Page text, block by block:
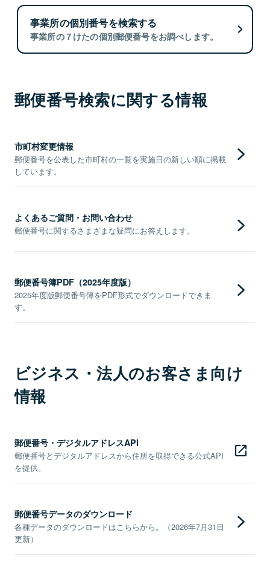
事業所の個別番号を検索する
事業所の７けたの個別郵便番号をお調べします。
郵便番号検索に関する情報
市町村変更情報
郵便番号を公表した市町村の一覧を実施日の新しい順に掲載
しています。
よくあるご質問・お問い合わせ
郵便番号に関するさまざまな疑問にお答えします。
郵便番号簿PDF（2025年度版）
2025年度版郵便番号簿をPDF形式でダウンロードできま
す。
ビジネス・法人のお客さま向け
情報
郵便番号・デジタルアドレスAPI
郵便番号とデジタルアドレスから住所を取得できる公式API
を提供。
郵便番号データのダウンロード
各種データのダウンロードはこちらから。（2026年7月31日
更新）